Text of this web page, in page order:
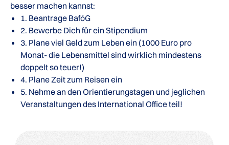
besser machen kannst:
1. Beantrage BaföG
2. Bewerbe Dich für ein Stipendium
3. Plane viel Geld zum Leben ein (1000 Euro pro
Monat- die Lebensmittel sind wirklich mindestens
doppelt so teuer!)
4. Plane Zeit zum Reisen ein
5. Nehme an den Orientierungstagen und jeglichen
Veranstaltungen des International Office teil!